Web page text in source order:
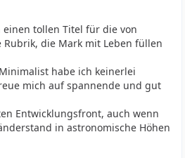
einen tollen Titel für die von
Rubrik, die Mark mit Leben füllen
habe ich keinerlei
mich auf spannende und gut
Entwicklungsfront, auch wenn
in astronomische Höhen